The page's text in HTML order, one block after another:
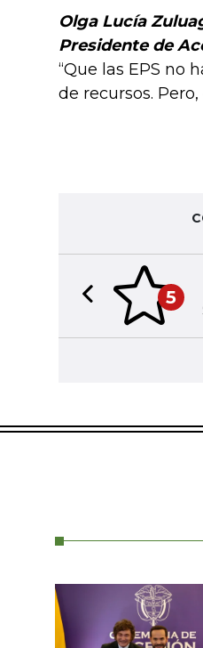
Olga Lucía
Presidente de
“Que las EPS no
de recursos.
5
Previous slide